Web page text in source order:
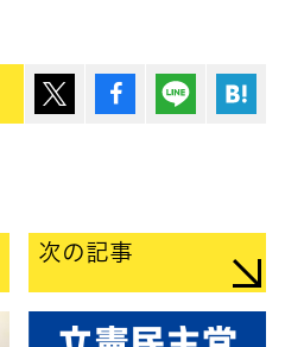
ポスト シェア Lineで送
次の記事